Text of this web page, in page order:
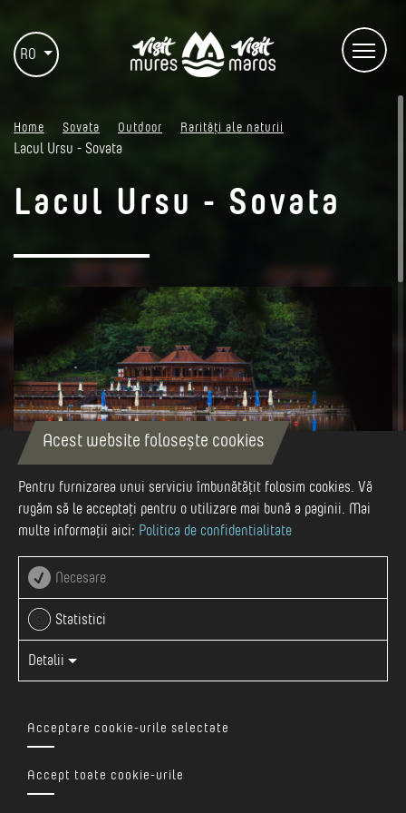
RO
Home Sovata Outdoor Rarități ale naturii
Lacul Ursu - Sovata
Lacul Ursu - Sovata
AutorAsociatia Visit Mures
Acest website folosește cookies
Pentru furnizarea unui serviciu îmbunătățit folosim cookies. Vă
rugăm să le acceptați pentru o utilizare mai bună a paginii. Mai
multe informații aici: Politica de confidentialitate
Necesare
Statistici
Detalii
Acceptare cookie-urile selectate
Accept toate cookie-urile